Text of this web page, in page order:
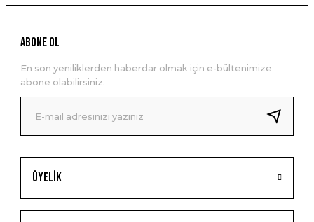
Üyelik
ABONE OL
En son yeniliklerden haberdar olmak için e-bültenimize
abone olabilirsiniz.